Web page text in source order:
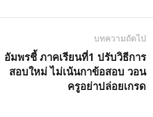
บทความถัดไป
อัมพรชี้ ภาคเรียนที่1 ปรับวิธีการ
สอบใหม่ ไม่เน้นกาข้อสอบ วอน
ครูอย่าปล่อยเกรด